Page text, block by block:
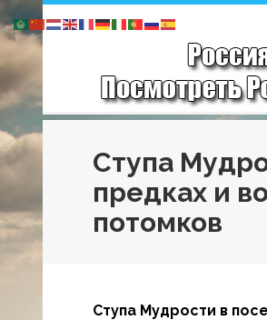
Ступа
предках и
потомков
Ступа Мудрости в